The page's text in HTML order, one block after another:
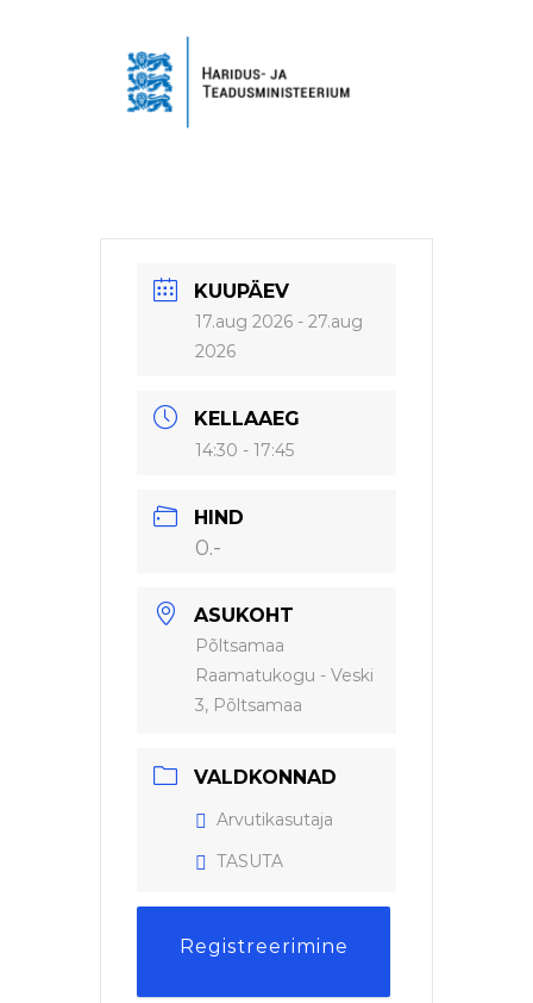
KUUPÄEV
17.aug 2026 - 27.aug
2026
KELLAAEG
14:30 - 17:45
HIND
0.-
ASUKOHT
Põltsamaa
Raamatukogu - Veski
3, Põltsamaa
VALDKONNAD
Arvutikasutaja
TASUTA
Registreerimine